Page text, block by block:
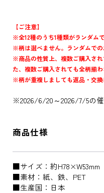
【ご注意】
※全12種のうち1種類がランダム
※柄は選べません。ランダムでの
※商品の性質上、複数ご購入さ
た、複数ご購入されても全柄揃わ
※柄が重複しましても返品・交換
※2026/6/20～2026/7/5の
商品仕様
■サイズ：約H78×W53mm
■素材：紙、鉄、PET
■生産国：日本